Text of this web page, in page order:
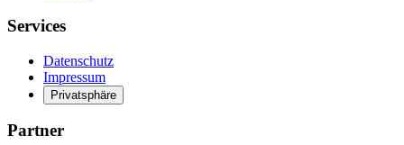
Services
Datenschutz
Impressum
Privatsphäre
Partner